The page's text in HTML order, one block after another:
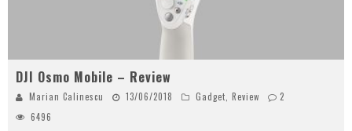
DJI Osmo Mobile – Review
Marian Calinescu 13/06/2018 Gadget, Review
2
6496